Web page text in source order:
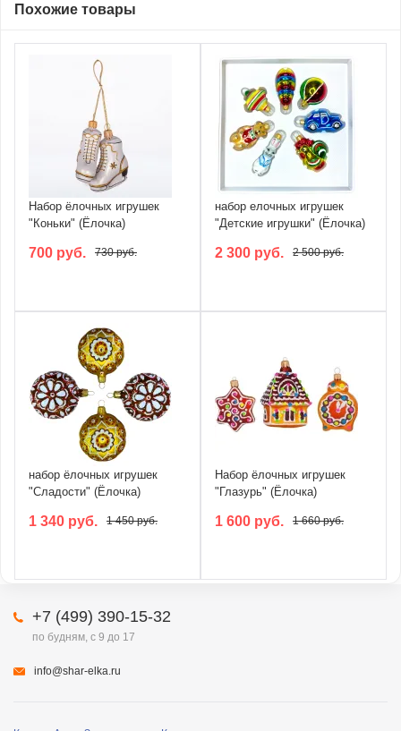
Похожие товары
Набор ёлочных игрушек
"Коньки" (Ёлочка)
700 руб. 730 руб.
набор елочных игрушек
"Детские игрушки" (Ёлочка)
2 300 руб. 2 500 руб.
набор ёлочных игрушек
"Сладости" (Ёлочка)
1 340 руб. 1 450 руб.
Набор ёлочных игрушек
"Глазурь" (Ёлочка)
1 600 руб. 1 660 руб.
+7 (499) 390-15-32
по будням, с 9 до 17
info@shar-elka.ru